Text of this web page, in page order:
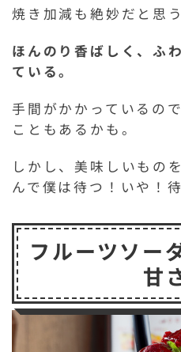
焼き加減も絶妙だと思う
ほんのり香ばしく、ふ
ている。
手間がかかっているの
こともあるかも。
しかし、美味しいもの
んで僕は待つ！いや！
フルーツソー
甘